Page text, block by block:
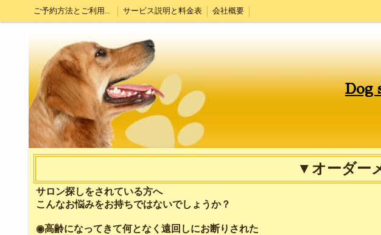
ご予約方法とご利用案内 サービス説明と料金表 会社概要
Dog
▼オーダー
サロン探しをされている方へ
こんなお悩みをお持ちではないでしょうか？
◉高齢になってきて何となく遠回しにお断りされた